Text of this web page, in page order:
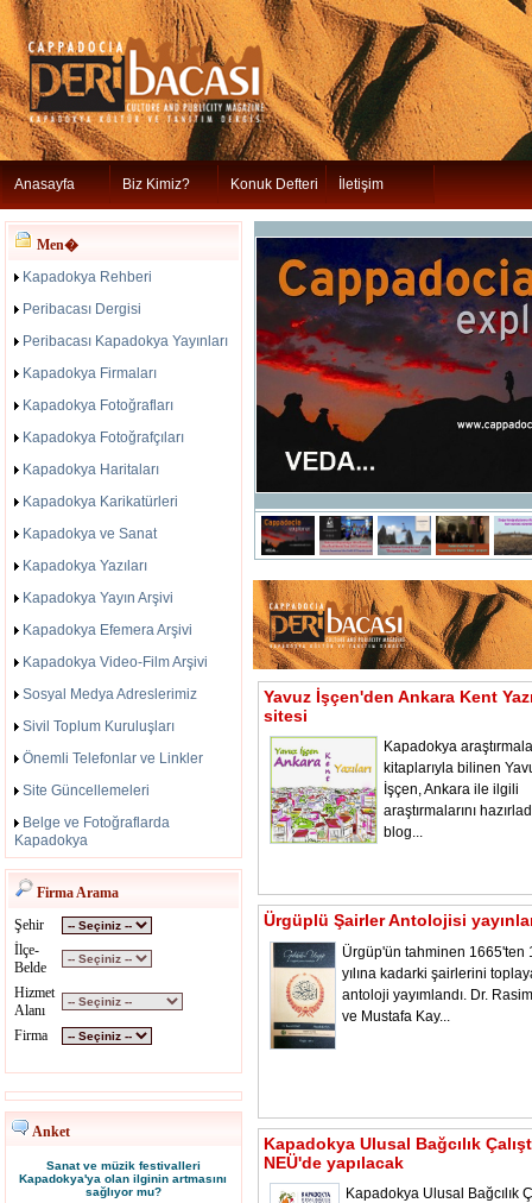
Anasayfa Biz Kimiz? Konuk Defteri İletişim
Men�
Kapadokya Rehberi
Peribacası Dergisi
Peribacası Kapadokya Yayınları
Kapadokya Firmaları
Kapadokya Fotoğrafları
Kapadokya Fotoğrafçıları
Kapadokya Haritaları
Kapadokya Karikatürleri
Kapadokya ve Sanat
Kapadokya Yazıları
Kapadokya Yayın Arşivi
Kapadokya Efemera Arşivi
Kapadokya Video-Film Arşivi
Sosyal Medya Adreslerimiz
Sivil Toplum Kuruluşları
Önemli Telefonlar ve Linkler
Site Güncellemeleri
Belge ve Fotoğraflarda
Kapadokya
Firma Arama
Şehir
İlçe-
Belde
Hizmet
Alanı
Firma
Anket
Sanat ve müzik festivalleri
Kapadokya'ya olan ilginin artmasını
sağlıyor mu?
Yavuz İşçen'den Ankara Kent
sitesi
Kapadokya
kitaplarıyla bilinen
İşçen, Ankara ile ilgili
araştırmalarını
blog...
Ürgüplü Şairler Antolojisi
Ürgüp'ün tahminen 1665'ten
yılına kadarki şairlerini
antoloji yayımlandı. Dr.
ve Mustafa Kay...
Kapadokya Ulusal Bağcılık
NEÜ'de yapılacak
Kapadokya Ulusal Bağcılık